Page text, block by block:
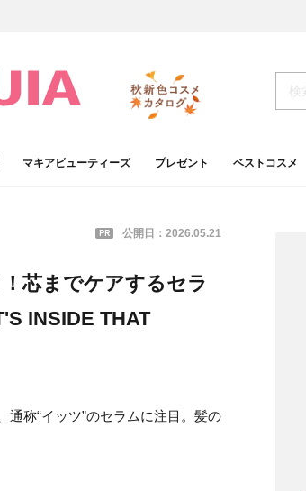
マキアビューティーズ プレゼント ベストコスメ
PR 公開日： 2026.05.21
芯までケアするセラ
INSIDE THAT
通称“イッツ”のセラムに注目。髪の